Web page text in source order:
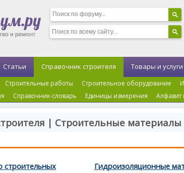
Статьи Справочник строителя
Строительные работы Строительное оборудование
Справочник-словарь Единицы измерения
Товары и услуги
| Строительные материалы
строительных Гидроизоляционные